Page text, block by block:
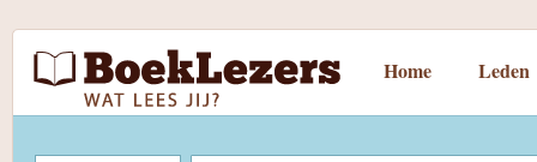
Home Leden